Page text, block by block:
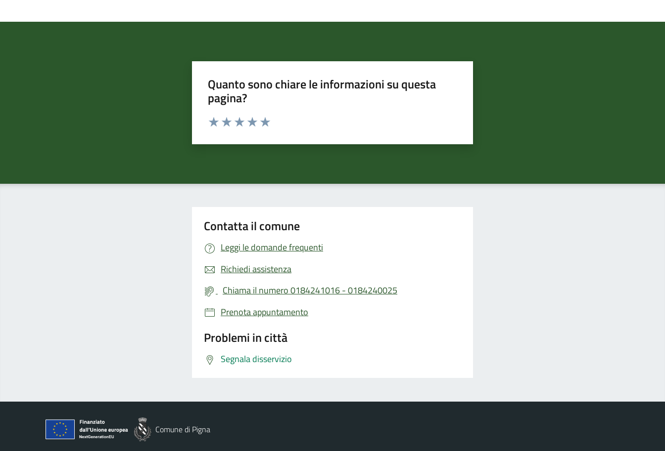
Quanto sono chiare le informazioni su questa
pagina?
Valuta da 1 a 5 stelle la pagina
Contatta il comune
Leggi le domande frequenti
Richiedi assistenza
Chiama il numero 0184241016 - 0184240025
Prenota appuntamento
Problemi in città
Segnala disservizio
Comune di Pigna